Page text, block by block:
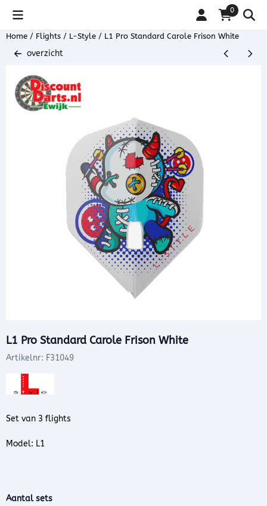
Cookievoorkeuren zijn beschikbaar. Kies instellingen of sta alle
0
Home / Flights / L-Style / L1 Pro Standard Carole Frison White
overzicht
L1 Pro Standard Carole Frison White
Artikelnr: F31049
Set van 3 flights
Model: L1
Maak een keuze voor
Aantal sets